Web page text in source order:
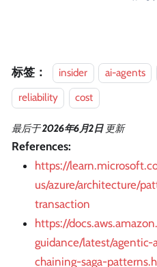
标签： insider ai-agents
reliability
cost
最后于2026年6月2日 更新
References:
https://
us/azure/architecture/
transaction
https://
guidance/latest/
chaining-saga-